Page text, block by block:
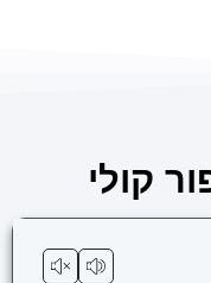
קולי